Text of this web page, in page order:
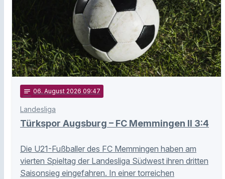
notes 06. August 2026 09:47
Landesliga
Türkspor Augsburg – FC Memmingen II 3:4
Die U21-Fußballer des FC Memmingen haben am
vierten Spieltag der Landesliga Südwest ihren dritten
Saisonsieg eingefahren. In einer torreichen